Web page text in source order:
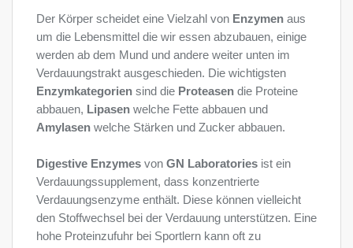
Der Körper scheidet eine Vielzahl von Enzymen aus
um die Lebensmittel die wir essen abzubauen, einige
werden ab dem Mund und andere weiter unten im
Verdauungstrakt ausgeschieden. Die wichtigsten
Enzymkategorien sind die Proteasen die Proteine ​​
abbauen, Lipasen welche Fette abbauen und
Amylasen welche Stärken und Zucker abbauen.
Digestive Enzymes von GN Laboratories ist ein
Verdauungssupplement, dass konzentrierte
Verdauungsenzyme enthält. Diese können vielleicht
den Stoffwechsel bei der Verdauung unterstützen. Eine
hohe Proteinzufuhr bei Sportlern kann oft zu